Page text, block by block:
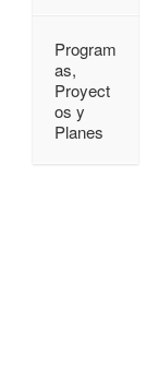
Program
as,
Proyect
os y
Planes